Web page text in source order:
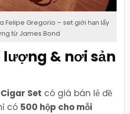
Felipe Gregorio – set giới hạn lấy
từ James Bond
lượng & nơi sản
Set có giá bán lẻ đề
có 500 hộp cho mỗi